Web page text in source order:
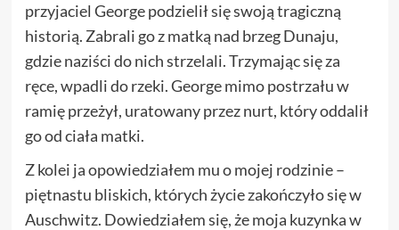
przyjaciel George podzielił się swoją tragiczną
historią. Zabrali go z matką nad brzeg Dunaju,
gdzie naziści do nich strzelali. Trzymając się za
ręce, wpadli do rzeki. George mimo postrzału w
ramię przeżył, uratowany przez nurt, który oddalił
go od ciała matki.
Z kolei ja opowiedziałem mu o mojej rodzinie –
piętnastu bliskich, których życie zakończyło się w
Auschwitz. Dowiedziałem się, że moja kuzynka w